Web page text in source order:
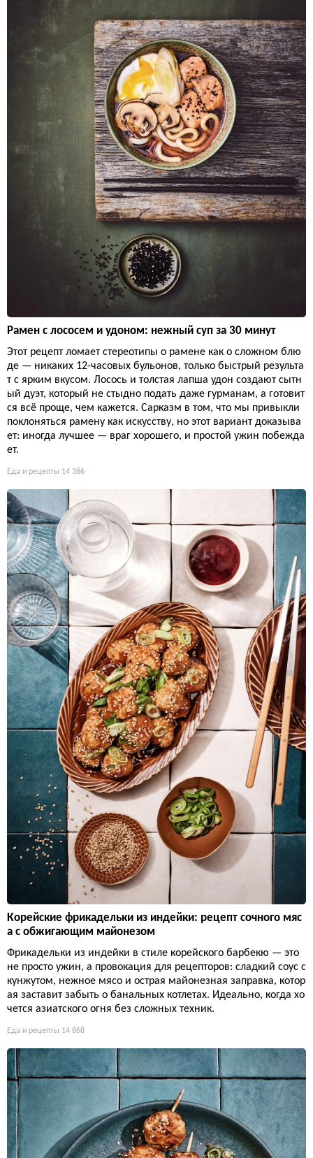
Рамен с лососем и удоном: нежный суп за 30 минут
Этот рецепт ломает стереотипы о рамене как о сложном блю
де — никаких 12-часовых бульонов, только быстрый результа
т с ярким вкусом. Лосось и толстая лапша удон создают сытн
ый дуэт, который не стыдно подать даже гурманам, а готовит
ся всё проще, чем кажется. Сарказм в том, что мы привыкли
поклоняться рамену как искусству, но этот вариант доказыва
ет: иногда лучшее — враг хорошего, и простой ужин побежда
ет.
Еда и рецепты 14 386
Корейские фрикадельки из индейки: рецепт сочного мяс
а с обжигающим майонезом
Фрикадельки из индейки в стиле корейского барбекю — это
не просто ужин, а провокация для рецепторов: сладкий соус с
кунжутом, нежное мясо и острая майонезная заправка, котор
ая заставит забыть о банальных котлетах. Идеально, когда хо
чется азиатского огня без сложных техник.
Еда и рецепты 14 868